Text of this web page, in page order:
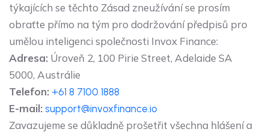
týkajících se těchto Zásad zneužívání se prosím
obraťte přímo na tým pro dodržování předpisů pro
umělou inteligenci společnosti Invox Finance:
Adresa: Úroveň 2, 100 Pirie Street, Adelaide SA
5000, Austrálie
Telefon: +61 8 7100 1888
E-mail: support@invoxfinance.io
Zavazujeme se důkladně prošetřit všechna hlášení a